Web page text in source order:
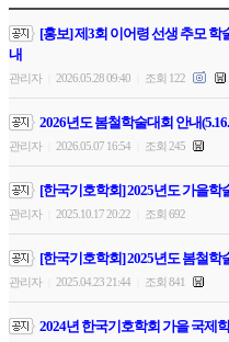
[홍보] 제3회 이어령 선생 추모
내
관리자 2026.05.28 09:40 조회 122
2026년도 봄철학술대회 안내
관리자 2026.05.07 16:54 조회 245
[한국기호학회] 2025년도 가을학
관리자 2025.10.17 20:22 조회 692
[한국기호학회] 2025년도 봄철학
관리자 2025.04.23 21:44 조회 841
2024년 한국기호학회 가을 국제